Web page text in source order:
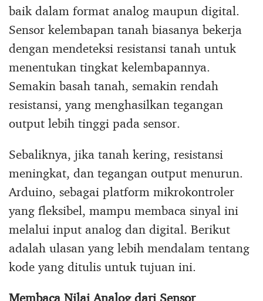
baik dalam format analog maupun digital.
Sensor kelembapan tanah biasanya bekerja
dengan mendeteksi resistansi tanah untuk
menentukan tingkat kelembapannya.
Semakin basah tanah, semakin rendah
resistansi, yang menghasilkan tegangan
output lebih tinggi pada sensor.
Sebaliknya, jika tanah kering, resistansi
meningkat, dan tegangan output menurun.
Arduino, sebagai platform mikrokontroler
yang fleksibel, mampu membaca sinyal ini
melalui input analog dan digital. Berikut
adalah ulasan yang lebih mendalam tentang
kode yang ditulis untuk tujuan ini.
Membaca Nilai Analog dari Sensor